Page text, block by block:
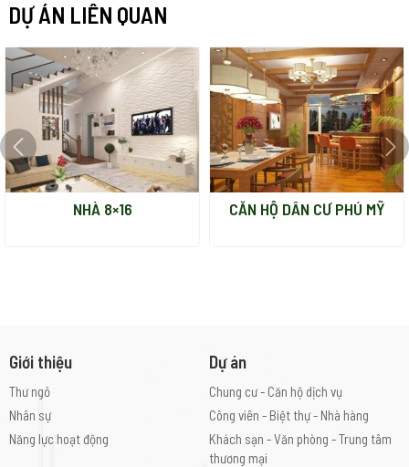
DỰ ÁN LIÊN QUAN
NHÀ 8×16 CĂN HỘ DÂN CƯ PHÚ MỸ
Giới thiệu
Thư ngỏ
Nhân sự
Năng lực hoạt động
Dự án
Chung cư - Căn hộ dịch vụ
Công viên - Biệt thự - Nhà hàng
Khách sạn - Văn phòng - Trung tâm
thương mại